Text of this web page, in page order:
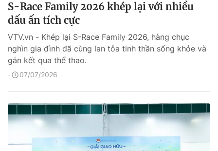
S-Race Family 2026 khép lại với nhiều
dấu ấn tích cực
VTV.vn - Khép lại S-Race Family 2026, hàng chục
nghìn gia đình đã cùng lan tỏa tinh thần sống khỏe và
gắn kết qua thể thao.
07/07/2026